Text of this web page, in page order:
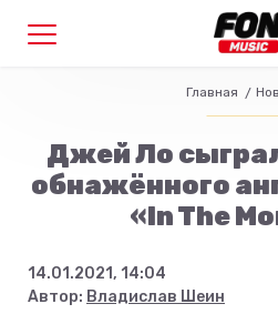
Главная
Джей Ло
обнажённого
«In The
14.01.2021, 14:04
Автор: Владислав Шеин